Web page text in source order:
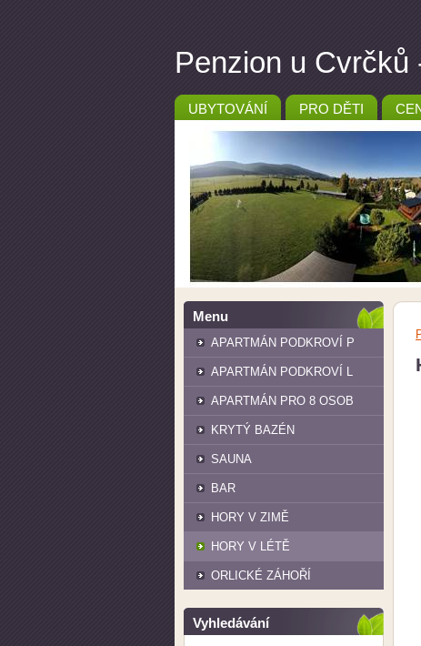
Penzion u
UBYTOVÁNÍ PRO DĚTI
Menu
APARTMÁN PODKROVÍ P
APARTMÁN PODKROVÍ L
APARTMÁN PRO 8 OSOB
KRYTÝ BAZÉN
SAUNA
BAR
HORY V ZIMĚ
HORY V LÉTĚ
ORLICKÉ ZÁHOŘÍ
Vyhledávání